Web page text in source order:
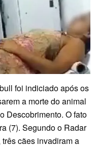
foi indiciado após os
a morte do animal
Descobrimento. O fato
(7). Segundo o Radar
cães invadiram a